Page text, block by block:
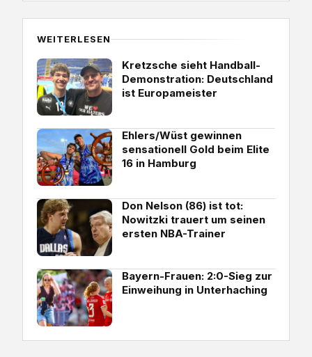
WEITERLESEN
Kretzsche sieht Handball-
Demonstration: Deutschland
ist Europameister
Ehlers/Wüst gewinnen
sensationell Gold beim Elite
16 in Hamburg
Don Nelson (86) ist tot:
Nowitzki trauert um seinen
ersten NBA-Trainer
Bayern-Frauen: 2:0-Sieg zur
Einweihung in Unterhaching